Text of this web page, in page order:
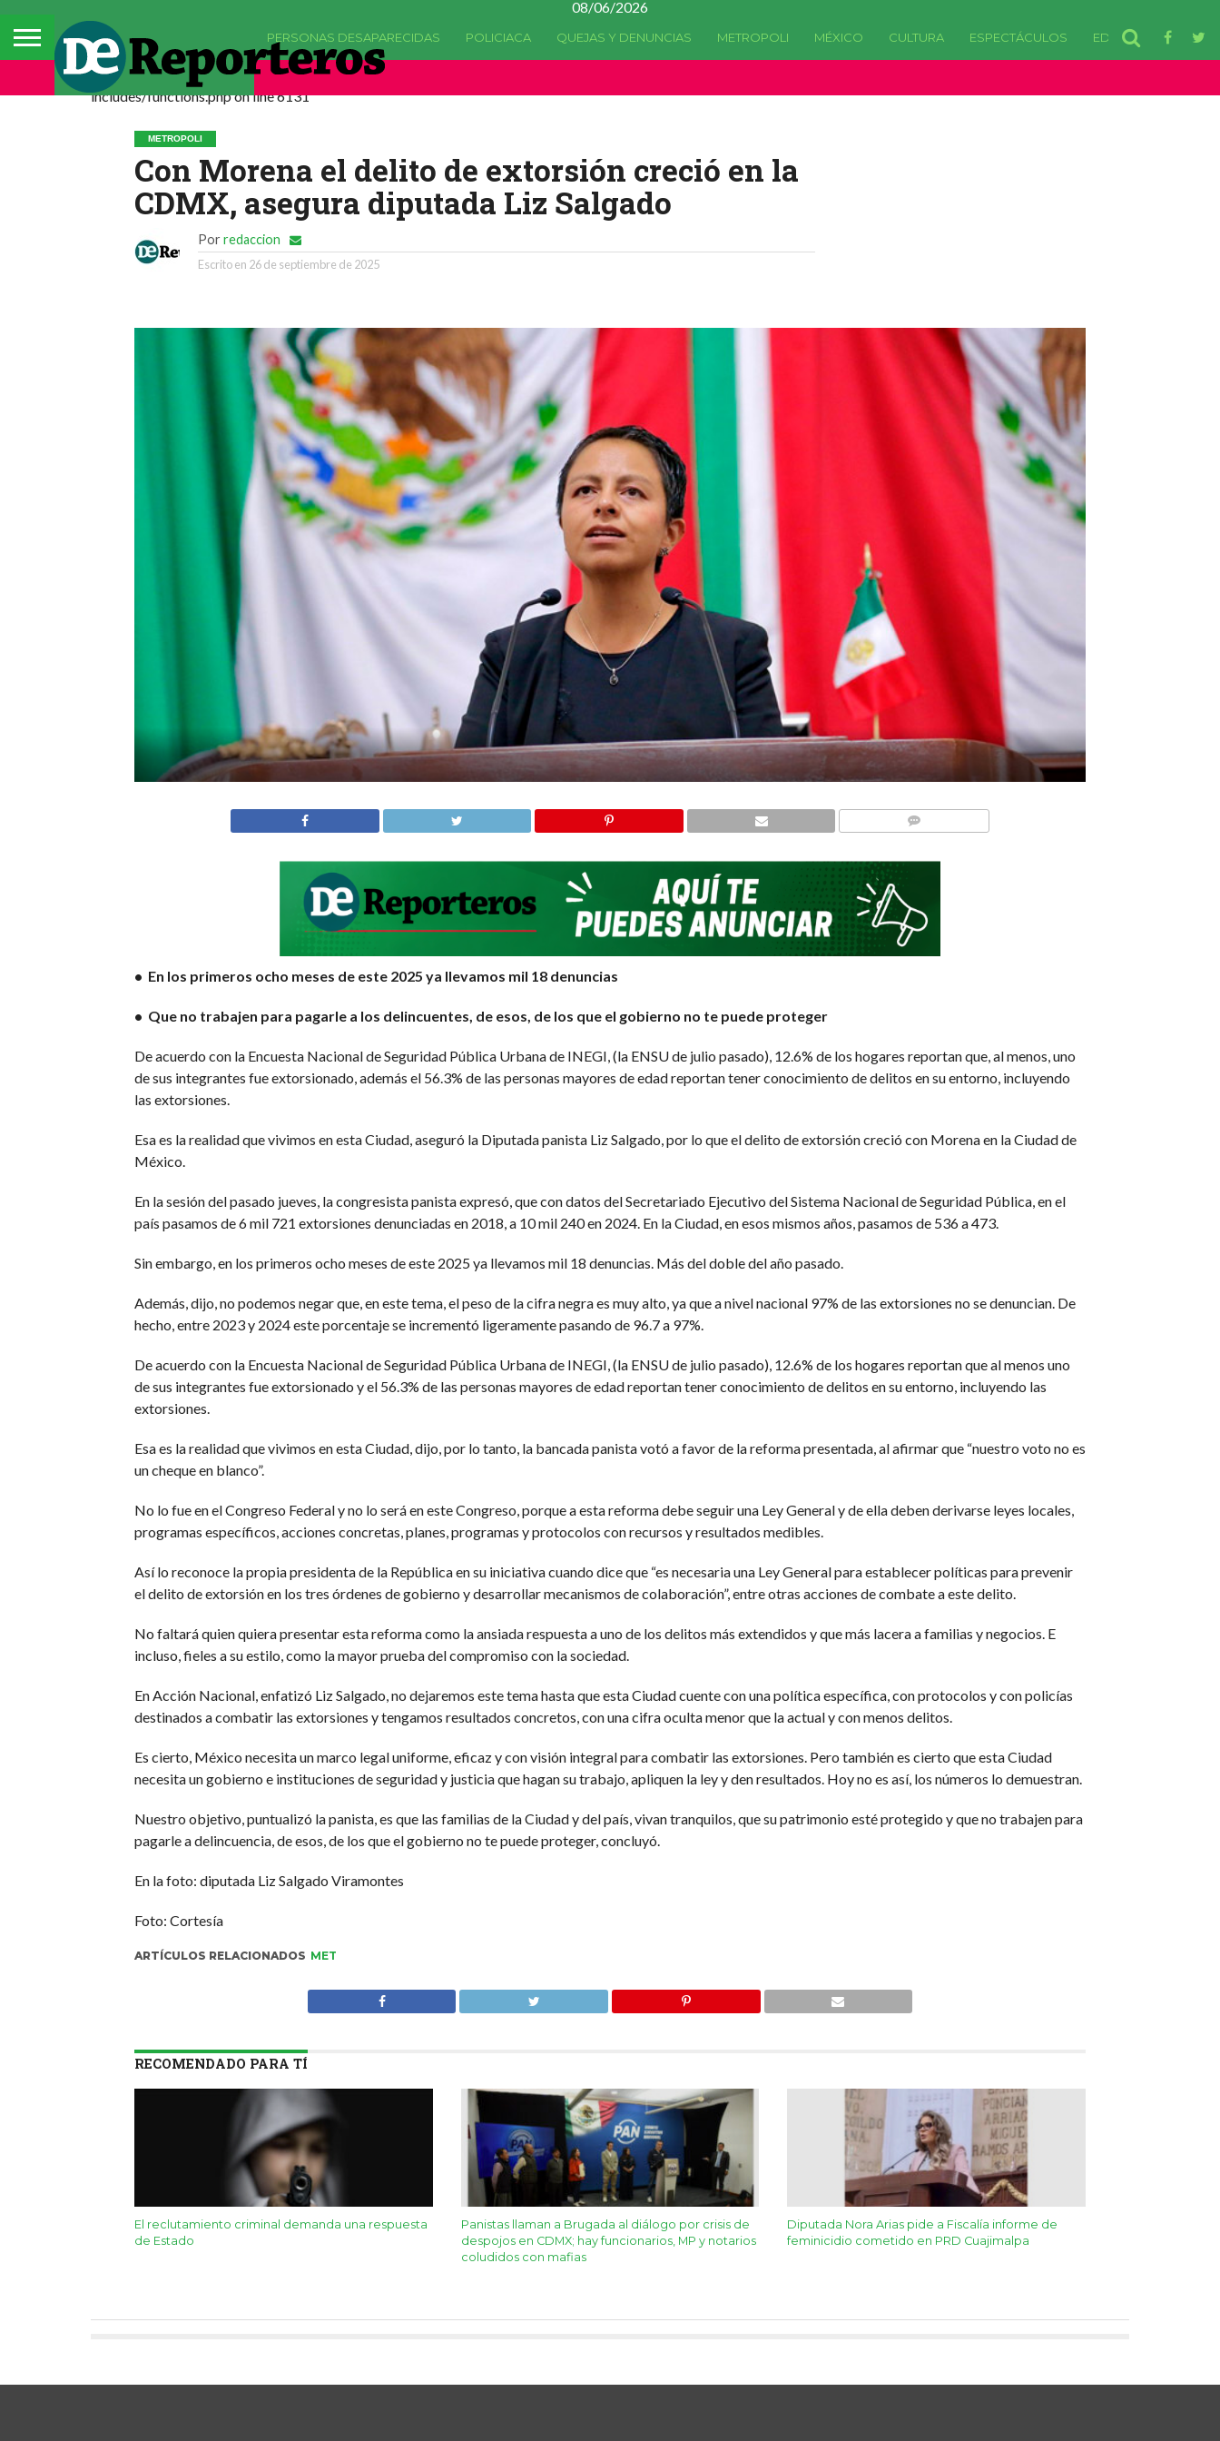
08/06/2026
PERSONAS DESAPARECIDAS POLICIACA QUEJAS Y DENUNCIAS METROPOLI MÉXICO CULTURA ESPECTÁCULOS EDOMEX
Deprecated: La función comments_popup_script ha quedado
includes/functions.php on line 6131
METROPOLI
Con Morena el delito de extorsión creció en la
CDMX, asegura diputada Liz Salgado
Por redaccion
Escrito en 26 de septiembre de 2025
•⁠ ⁠En los primeros ocho meses de este 2025 ya llevamos mil 18 denuncias
•⁠ ⁠Que no trabajen para pagarle a los delincuentes, de esos, de los que el gobierno no te puede proteger
De acuerdo con la Encuesta Nacional de Seguridad Pública Urbana de INEGI, (la ENSU de julio pasado), 12.6% de los hogares reportan que, al menos, uno
de sus integrantes fue extorsionado, además el 56.3% de las personas mayores de edad reportan tener conocimiento de delitos en su entorno, incluyendo
las extorsiones.
Esa es la realidad que vivimos en esta Ciudad, aseguró la Diputada panista Liz Salgado, por lo que el delito de extorsión creció con Morena en la Ciudad de
México.
En la sesión del pasado jueves, la congresista panista expresó, que con datos del Secretariado Ejecutivo del Sistema Nacional de Seguridad Pública, en el
país pasamos de 6 mil 721 extorsiones denunciadas en 2018, a 10 mil 240 en 2024. En la Ciudad, en esos mismos años, pasamos de 536 a 473.
Sin embargo, en los primeros ocho meses de este 2025 ya llevamos mil 18 denuncias. Más del doble del año pasado.
Además, dijo, no podemos negar que, en este tema, el peso de la cifra negra es muy alto, ya que a nivel nacional 97% de las extorsiones no se denuncian. De
hecho, entre 2023 y 2024 este porcentaje se incrementó ligeramente pasando de 96.7 a 97%.
De acuerdo con la Encuesta Nacional de Seguridad Pública Urbana de INEGI, (la ENSU de julio pasado), 12.6% de los hogares reportan que al menos uno
de sus integrantes fue extorsionado y el 56.3% de las personas mayores de edad reportan tener conocimiento de delitos en su entorno, incluyendo las
extorsiones.
Esa es la realidad que vivimos en esta Ciudad, dijo, por lo tanto, la bancada panista votó a favor de la reforma presentada, al afirmar que “nuestro voto no es
un cheque en blanco”.
No lo fue en el Congreso Federal y no lo será en este Congreso, porque a esta reforma debe seguir una Ley General y de ella deben derivarse leyes locales,
programas específicos, acciones concretas, planes, programas y protocolos con recursos y resultados medibles.
Así lo reconoce la propia presidenta de la República en su iniciativa cuando dice que “es necesaria una Ley General para establecer políticas para prevenir
el delito de extorsión en los tres órdenes de gobierno y desarrollar mecanismos de colaboración”, entre otras acciones de combate a este delito.
No faltará quien quiera presentar esta reforma como la ansiada respuesta a uno de los delitos más extendidos y que más lacera a familias y negocios. E
incluso, fieles a su estilo, como la mayor prueba del compromiso con la sociedad.
En Acción Nacional, enfatizó Liz Salgado, no dejaremos este tema hasta que esta Ciudad cuente con una política específica, con protocolos y con policías
destinados a combatir las extorsiones y tengamos resultados concretos, con una cifra oculta menor que la actual y con menos delitos.
Es cierto, México necesita un marco legal uniforme, eficaz y con visión integral para combatir las extorsiones. Pero también es cierto que esta Ciudad
necesita un gobierno e instituciones de seguridad y justicia que hagan su trabajo, apliquen la ley y den resultados. Hoy no es así, los números lo demuestran.
Nuestro objetivo, puntualizó la panista, es que las familias de la Ciudad y del país, vivan tranquilos, que su patrimonio esté protegido y que no trabajen para
pagarle a delincuencia, de esos, de los que el gobierno no te puede proteger, concluyó.
En la foto: diputada Liz Salgado Viramontes
Foto: Cortesía
ARTÍCULOS RELACIONADOS MET
RECOMENDADO PARA TÍ
El reclutamiento criminal demanda una respuesta
de Estado
Panistas llaman a Brugada al diálogo por crisis de
despojos en CDMX; hay funcionarios, MP y notarios
coludidos con mafias
Diputada Nora Arias pide a Fiscalía informe de
feminicidio cometido en PRD Cuajimalpa